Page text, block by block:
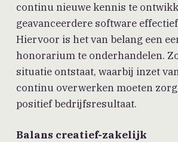
continu nieuwe kennis te
geavanceerdere software
Hiervoor is het van belang een
honorarium te onderhandelen.
situatie ontstaat, waarbij inzet
continu overwerken moeten
positief bedrijfsresultaat.
Balans creatief-zakelijk